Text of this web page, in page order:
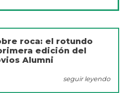
roca: el rotundo
edición del
Alumni
seguir leyendo